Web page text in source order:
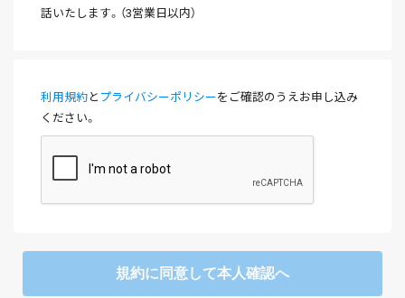
話いたします。（3営業日以内）
利用規約 と プライバシーポリシーをご確認のうえお申し込み
ください。
規約に同意して本人確認へ